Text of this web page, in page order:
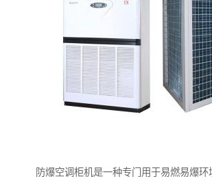
防爆空调柜机是一种专门用于易燃易爆